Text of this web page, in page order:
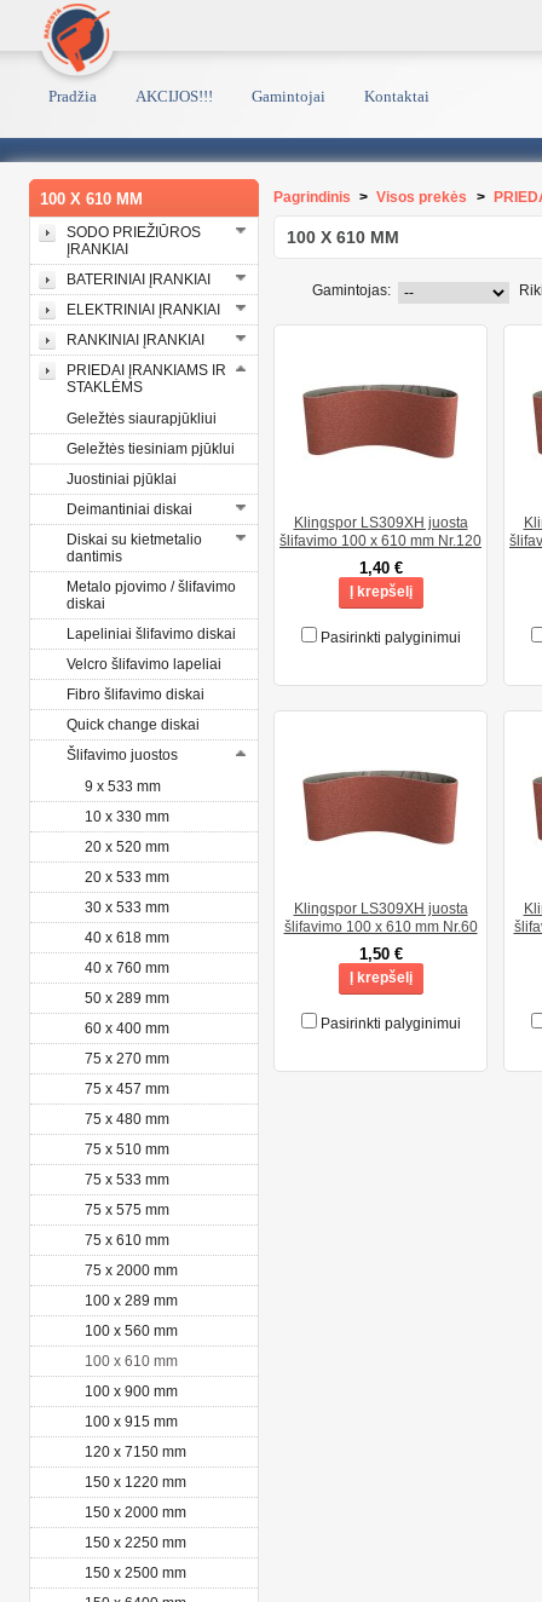
Pradžia AKCIJOS!!! Gamintojai Kontaktai
100 X 610 MM
SODO PRIEŽIŪROS
ĮRANKIAI
BATERINIAI ĮRANKIAI
ELEKTRINIAI ĮRANKIAI
RANKINIAI ĮRANKIAI
PRIEDAI ĮRANKIAMS IR
STAKLĖMS
Geležtės siaurapjūkliui
Geležtės tiesiniam pjūklui
Juostiniai pjūklai
Deimantiniai diskai
Diskai su kietmetalio
dantimis
Metalo pjovimo / šlifavimo
diskai
Lapeliniai šlifavimo diskai
Velcro šlifavimo lapeliai
Fibro šlifavimo diskai
Quick change diskai
Šlifavimo juostos
9 x 533 mm
10 x 330 mm
20 x 520 mm
20 x 533 mm
30 x 533 mm
40 x 618 mm
40 x 760 mm
50 x 289 mm
60 x 400 mm
75 x 270 mm
75 x 457 mm
75 x 480 mm
75 x 510 mm
75 x 533 mm
75 x 575 mm
75 x 610 mm
75 x 2000 mm
100 x 289 mm
100 x 560 mm
100 x 610 mm
100 x 900 mm
100 x 915 mm
120 x 7150 mm
150 x 1220 mm
150 x 2000 mm
150 x 2250 mm
150 x 2500 mm
Pagrindinis > Visos prekės >
100 X 610 MM
Gamintojas:
Klingspor LS309XH juosta
šlifavimo 100 x 610 mm Nr.120
1,40 €
Į krepšelį
Pasirinkti palyginimui
Klingspor LS309XH juosta
šlifavimo 100 x 610 mm Nr.60
1,50 €
Į krepšelį
Pasirinkti palyginimui